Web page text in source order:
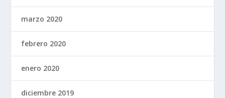
marzo 2020
febrero 2020
enero 2020
diciembre 2019